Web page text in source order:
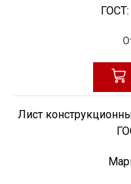
ГОСТ:
Лист